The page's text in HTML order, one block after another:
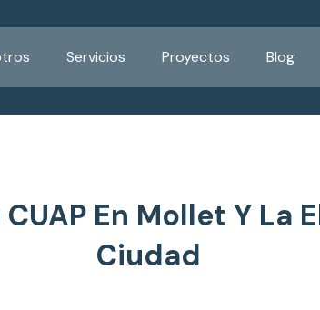
Servicios Proyectos Blog
En Mollet Y La
Ciudad